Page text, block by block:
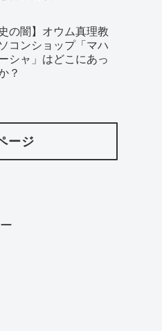
史の闇】オウム真理教
コンショップ「マハ
シャ」はどこにあっ
？
ージ